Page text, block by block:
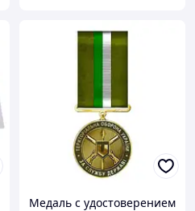
Медаль с удостоверением